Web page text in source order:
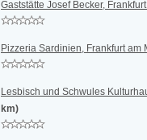
Gaststätte Josef Becker,
Pizzeria Sardinien, Frankfurt am
Lesbisch und Schwules
km)